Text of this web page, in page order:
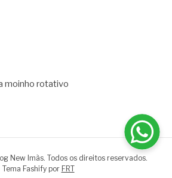
moinho rotativo
New Imãs. Todos os direitos reservados.
Tema Fashify por FRT